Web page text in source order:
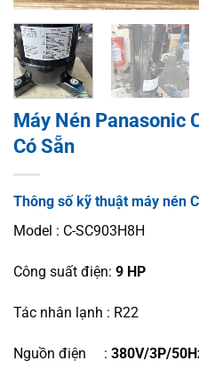
Máy Nén Panasonic
Có Sẵn
Thông số kỹ thuật máy nén
Model : C-SC903H8H
Công suất điện: 9 HP
Tác nhân lạnh : R22
Nguồn điện : 380V/3P/